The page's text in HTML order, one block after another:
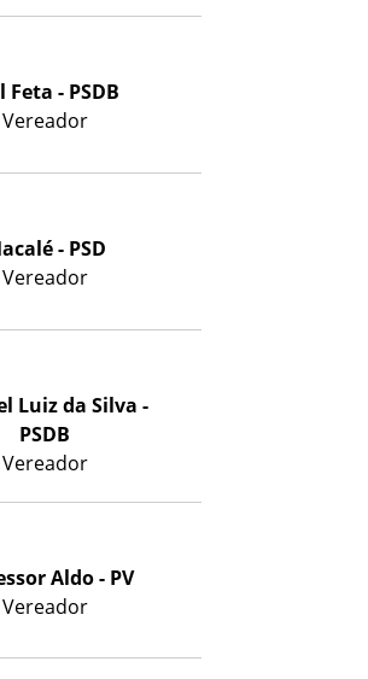
Feta - PSDB
Vereador
- PSD
Vereador
Luiz da Silva -
PSDB
Vereador
Aldo - PV
Vereador